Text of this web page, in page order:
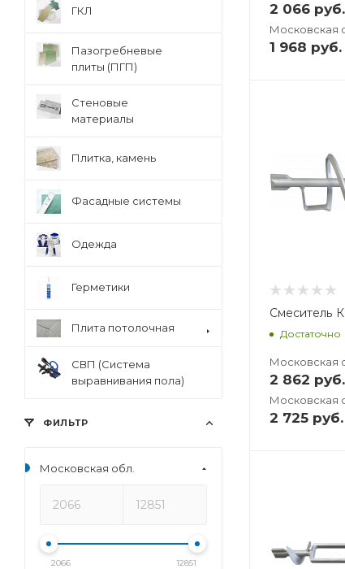
2 066 руб.
Московская
1 968 руб.
Вес, кг
3,134
Смеситель
Достаточно
Московская
2 862 руб.
Московская
2 725 руб.
Вес, кг
ГКЛ
Пазогребневые
плиты (ПГП)
Стеновые
материалы
Плитка, камень
Фасадные системы
Одежда
Герметики
Плита потолочная
СВП (Система
выравнивания пола)
ФИЛЬТР
Московская обл.
2066 12851